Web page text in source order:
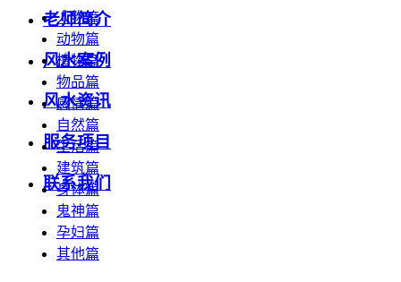
老师简介
风水案例
风水资讯
服务项目
联系我们
人物篇
动物篇
植物篇
物品篇
感情篇
自然篇
生活篇
建筑篇
身体篇
鬼神篇
孕妇篇
其他篇